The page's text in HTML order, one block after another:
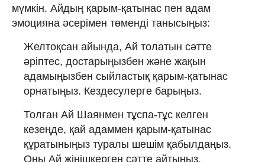
мүмкін. Айдың қарым-қатынас пен адам
эмоцияна әсерімен төменді танысыңыз:
Желтоқсан айында, Ай толатын сәтте
әріптес, достарыңызбен және жақын
адамыңызбен сыйластық қарым-қатынас
орнатыңыз. Кездесулерге барыңыз.
Толған Ай Шаянмен тұспа-тұс келген
кезеңде, қай адаммен қарым-қатынас
құратыныңыз туралы шешім қабылдаңыз.
Оны Ай жіңішкерген сәтте айтыңыз.